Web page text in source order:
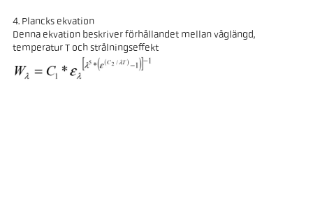
4. Plancks ekvation
Denna ekvation beskriver förhållandet mellan våglängd,
temperatur T och strålningseffekt